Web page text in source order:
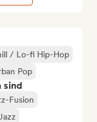
/ Lo-fi Hip-Hop
Pop
sind
Fusion